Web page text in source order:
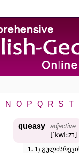
N O P Q R S T
queasy adjective
[ʹkwi:zɪ]
1.1) გულისრევის